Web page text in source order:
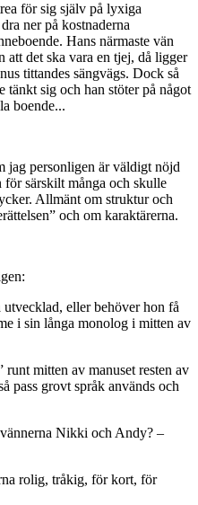
för sig själv på lyxiga
ner på kostnaderna
Hans närmaste vän
att det ska vara en tjej, då ligger
tittandes sängvägs. Dock så
sig och han stöter på något
boende...
personligen är väldigt nöjd
särskilt många och skulle
Allmänt om struktur och
och om karaktärerna.
eller behöver hon få
i sin långa monolog i mitten av
mitten av manuset resten av
pass grovt språk används och
Nikki och Andy? –
rolig, tråkig, för kort, för